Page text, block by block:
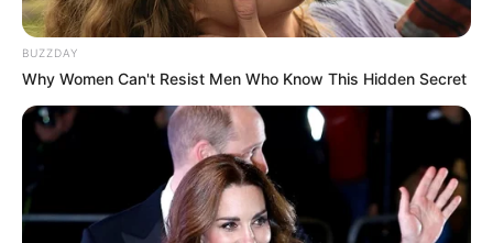
BUZZDAY
Why Women Can't Resist Men Who Know This Hidden Secret